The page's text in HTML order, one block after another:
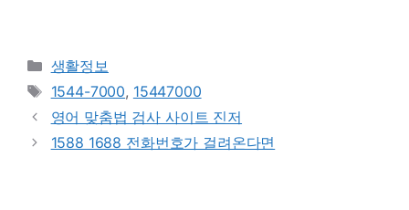
Categories
생활정보
Tags
1544-7000, 15447000
영어 맞춤법 검사 사이트 진저
1588 1688 전화번호가 걸려온다면